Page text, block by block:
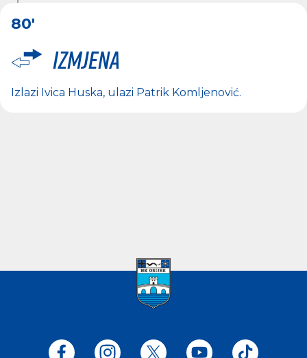
80'
Izmjena
Izlazi Ivica Huska, ulazi Patrik Komljenović.